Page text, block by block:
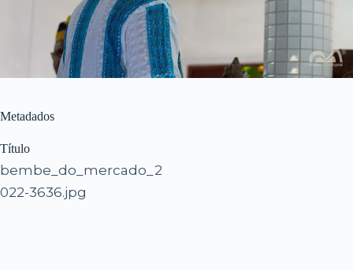
Metadados
Título
bembe_do_mercado_2
022-3636.jpg